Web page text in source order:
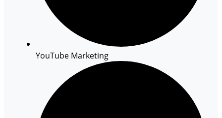
YouTube Marketing